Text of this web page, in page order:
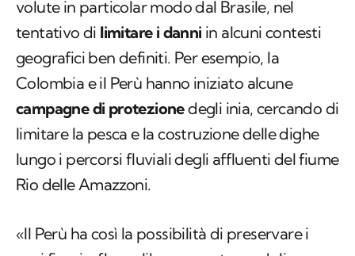
volute in particolar modo dal Brasile, nel
tentativo di limitare i danni in alcuni contesti
geografici ben definiti. Per esempio, la
Colombia e il Perù hanno iniziato alcune
campagne di protezionedegli inia, cercando di
limitare la pesca e la costruzione delle dighe
lungo i percorsi fluviali degli affluenti del fiume
Rio delle Amazzoni.
«Il Perù ha così la possibilità di preservare i